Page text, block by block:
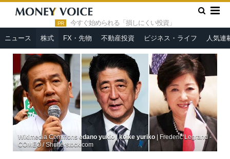
PR 今すぐ始められる「損しにくい投資」
ニュース 株式 FX・先物 不動産投資 ビジネス・ライフ 人気連
HOME » 株式 »
事前予想が通用しない近年の選挙「自民優勢」
報道に死角はあるか？＝坂本彰
Wikimedia Commons edano yukio|koike yuriko | Frederic Legrand -
COMEO / Shutterstock.com